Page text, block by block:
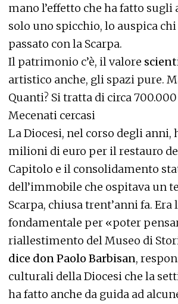
mano l’effetto che ha fatto
solo uno spicchio, lo auspica
passato con la Scarpa.
Il patrimonio c’è, il valore
artistico anche, gli spazi pure.
Quanti? Si tratta di circa
Mecenati cercasi
La Diocesi, nel corso degli anni,
milioni di euro per il restauro
Capitolo e il consolidamento
dell’immobile che ospitava un
Scarpa, chiusa trent’anni fa. Era
fondamentale per «poter
riallestimento del Museo di
dice don Paolo Barbisan,
culturali della Diocesi che la
ha fatto anche da guida ad